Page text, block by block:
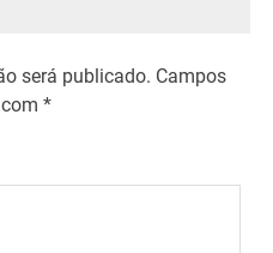
será publicado. Campos
com*